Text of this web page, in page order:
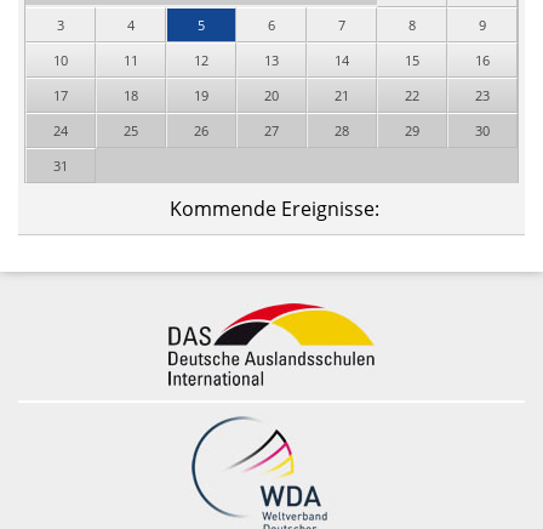
3
4 5 6 7 8
9
10
11 12 13 14 15
16
17
18 19 20 21 22
23
24
25 26 27 28 29
30
31
Kommende Ereignisse: